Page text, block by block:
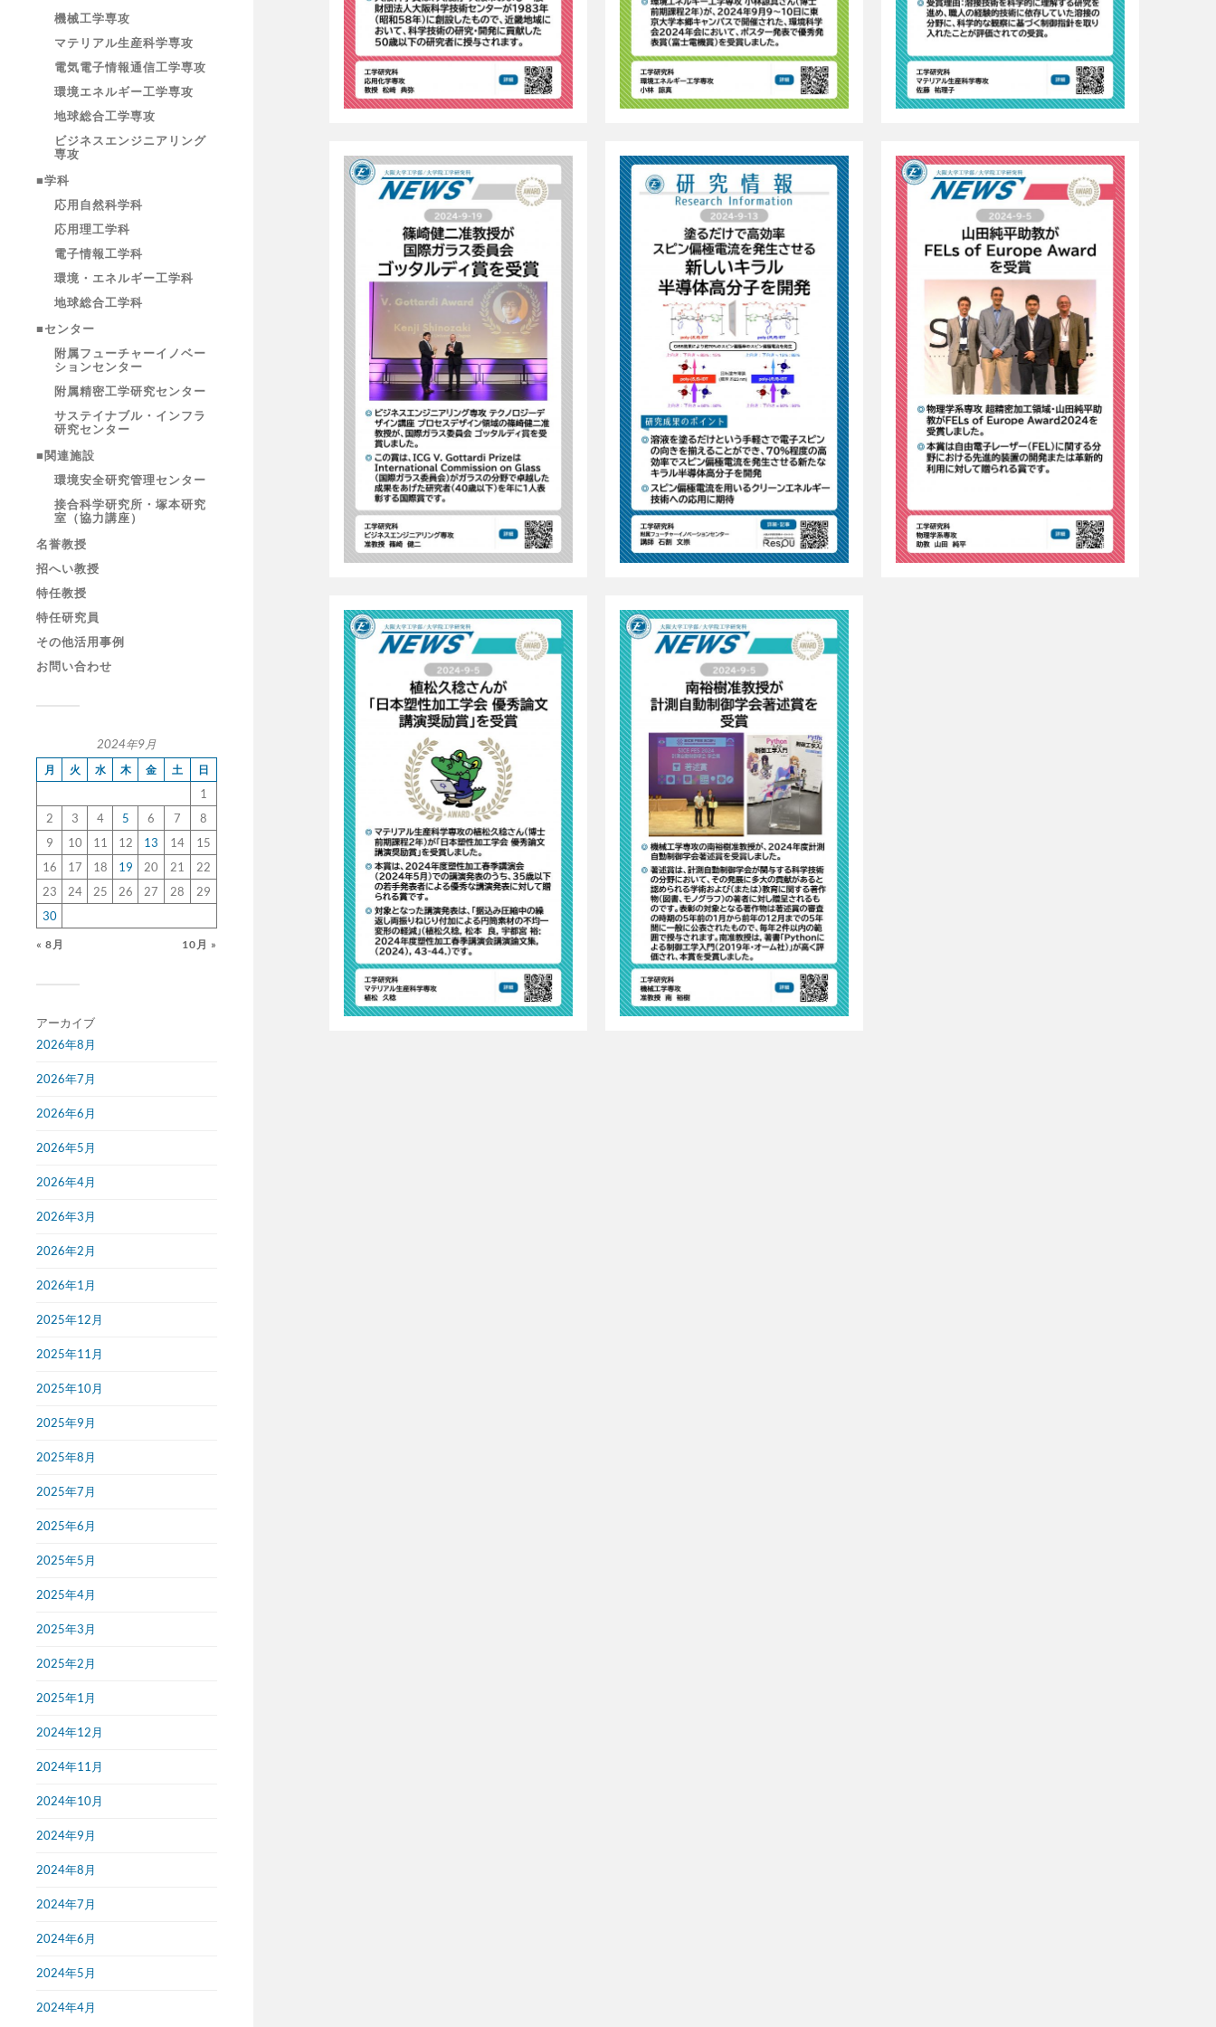
機械工学専攻
マテリアル生産科学専攻
電気電子情報通信工学専攻
環境エネルギー工学専攻
地球総合工学専攻
ビジネスエンジニアリング
専攻
■学科
応用自然科学科
応用理工学科
電子情報工学科
環境・エネルギー工学科
地球総合工学科
■センター
附属フューチャーイノベー
ションセンター
附属精密工学研究センター
サステイナブル・インフラ
研究センター
■関連施設
環境安全研究管理センター
接合科学研究所・塚本研究
室（協力講座）
名誉教授
招へい教授
特任教授
特任研究員
その他活用事例
お問い合わせ
2024年9月
月 火 水 木 金 土 日
1
2
3 4 5 6 7
8
9
10 11 12 13 14
15
16
17 18 19 20 21
22
23
24 25 26 27 28
29
30
« 8月 10月 »
アーカイブ
2026年8月
2026年7月
2026年6月
2026年5月
2026年4月
2026年3月
2026年2月
2026年1月
2025年12月
2025年11月
2025年10月
2025年9月
2025年8月
2025年7月
2025年6月
2025年5月
2025年4月
2025年3月
2025年2月
2025年1月
2024年12月
2024年11月
2024年10月
2024年9月
2024年8月
2024年7月
2024年6月
2024年5月
2024年4月